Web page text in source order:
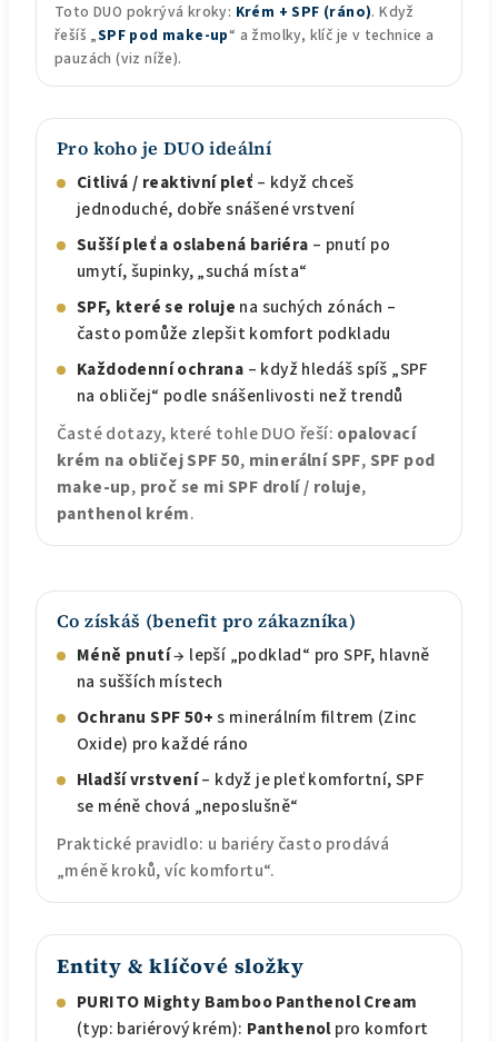
Toto DUO pokrývá kroky: Krém + SPF (ráno). Když
řešíš „SPF pod make-up“ a žmolky, klíč je v technice a
pauzách (viz níže).
Pro koho je DUO ideální
Citlivá / reaktivní pleť – když chceš
jednoduché, dobře snášené vrstvení
Sušší pleť a oslabená bariéra – pnutí po
umytí, šupinky, „suchá místa“
SPF, které se roluje na suchých zónách –
často pomůže zlepšit komfort podkladu
Každodenní ochrana – když hledáš spíš „SPF
na obličej“ podle snášenlivosti než trendů
Časté dotazy, které tohle DUO řeší: opalovací
krém na obličej SPF 50, minerální SPF,SPF pod
make-up, proč se mi SPF drolí / roluje,
panthenol krém.
Co získáš (benefit pro zákazníka)
Méně pnutí→ lepší „podklad“ pro SPF, hlavně
na sušších místech
Ochranu SPF 50+s minerálním filtrem (Zinc
Oxide) pro každé ráno
Hladší vrstvení– když je pleť komfortní, SPF
se méně chová „neposlušně“
Praktické pravidlo: u bariéry často prodává
„méně kroků, víc komfortu“.
Entity & klíčové složky
PURITO Mighty Bamboo Panthenol Cream
(typ: bariérový krém): Panthenolpro komfort